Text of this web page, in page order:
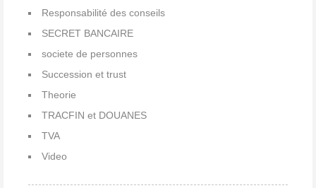
Responsabilité des conseils
SECRET BANCAIRE
societe de personnes
Succession et trust
Theorie
TRACFIN et DOUANES
TVA
Video